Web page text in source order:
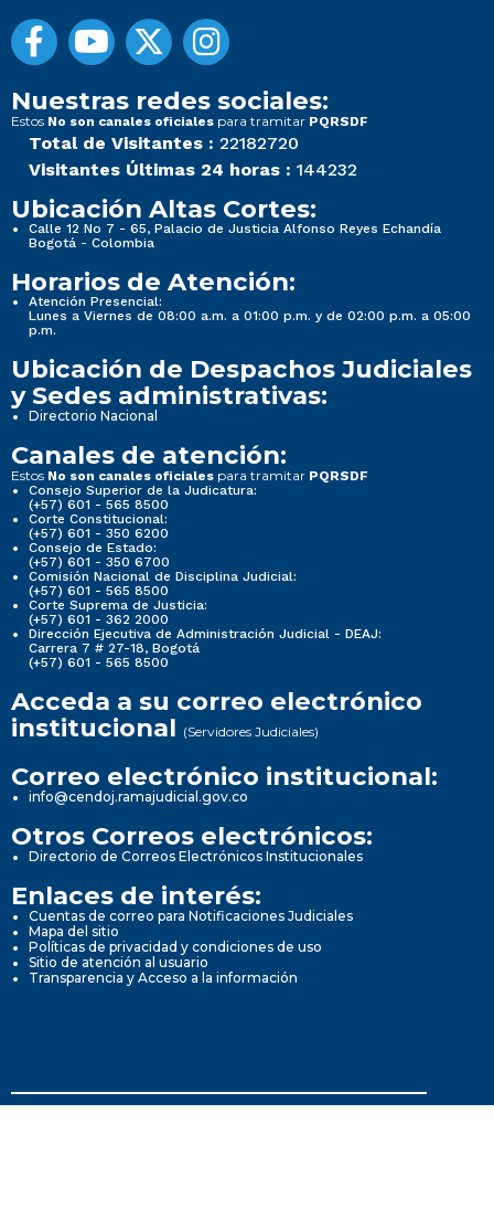
Nuestras redes sociales:
Estos No son canales oficiales para tramitar PQRSDF
Total de Visitantes : 22182720
Visitantes Últimas 24 horas : 144232
Ubicación Altas Cortes:
Calle 12 No 7 - 65, Palacio de Justicia Alfonso Reyes Echandía
Bogotá - Colombia
Horarios de Atención:
Atención Presencial:
Lunes a Viernes de 08:00 a.m. a 01:00 p.m. y de 02:00 p.m. a 05:00
p.m.
Ubicación de Despachos Judiciales
y Sedes administrativas:
Directorio Nacional
Canales de atención:
Estos No son canales oficiales para tramitar PQRSDF
Consejo Superior de la Judicatura:
(+57) 601 - 565 8500
Corte Constitucional:
(+57) 601 - 350 6200
Consejo de Estado:
(+57) 601 - 350 6700
Comisión Nacional de Disciplina Judicial:
(+57) 601 - 565 8500
Corte Suprema de Justicia:
(+57) 601 - 362 2000
Dirección Ejecutiva de Administración Judicial - DEAJ:
Carrera 7 # 27-18, Bogotá
(+57) 601 - 565 8500
Acceda a su correo electrónico
institucional (Servidores Judiciales)
Correo electrónico institucional:
info@cendoj.ramajudicial.gov.co
Otros Correos electrónicos:
Directorio de Correos Electrónicos Institucionales
Enlaces de interés:
Cuentas de correo para Notificaciones Judiciales
Mapa del sitio
Políticas de privacidad y condiciones de uso
Sitio de atención al usuario
Transparencia y Acceso a la información